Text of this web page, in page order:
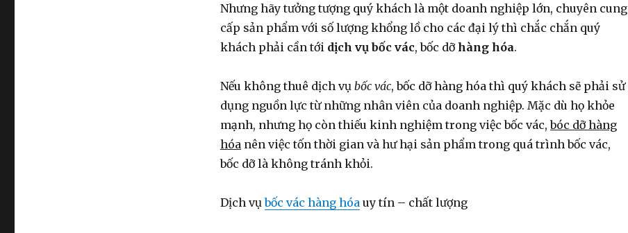
Nhưng hãy tưởng tượng quý khách là một doanh nghiệp lớn, chuyên cung
cấp sản phẩm với số lượng khổng lồ cho các đại lý thì chắc chắn quý
khách phải cần tới dịch vụ bốc vác, bốc dỡhàng hóa.
Nếu không thuê dịch vụ bốc vác, bốc dỡ hàng hóa thì quý khách sẽ phải sử
dụng nguồn lực từ những nhân viên của doanh nghiệp. Mặc dù họ khỏe
mạnh, nhưng họ còn thiếu kinh nghiệm trong việc bốc vác,bóc dỡ hàng
hóanên việc tốn thời gian và hư hại sản phẩm trong quá trình bốc vác,
bốc dỡ là không tránh khỏi.
Dịch vụbốc vác hàng hóauy tín – chất lượng